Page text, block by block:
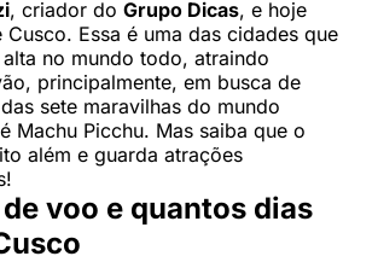
, criador do Grupo Dicas, e hoje
Essa é uma das cidades que
no mundo todo, atraindo
principalmente, em busca de
sete maravilhas do mundo
Machu Picchu. Mas saiba que o
além e guarda atrações
voo e quantos dias